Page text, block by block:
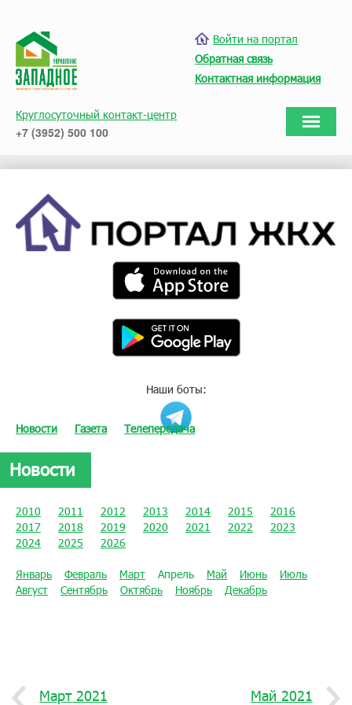
Войти на портал
Обратная связь
Контактная информация
Круглосуточный контакт-центр
+7 (3952) 500 100
Наши боты:
Новости Газета Телепередача
Новости
2010 2011 2012 2013 2014 2015
2016
2017
2018 2019 2020 2021 2022
2023
2024
2025 2026
Январь Февраль Март Апрель Май Июнь
Июль
Август
Сентябрь Октябрь Ноябрь Декабрь
Март 2021 Май 2021